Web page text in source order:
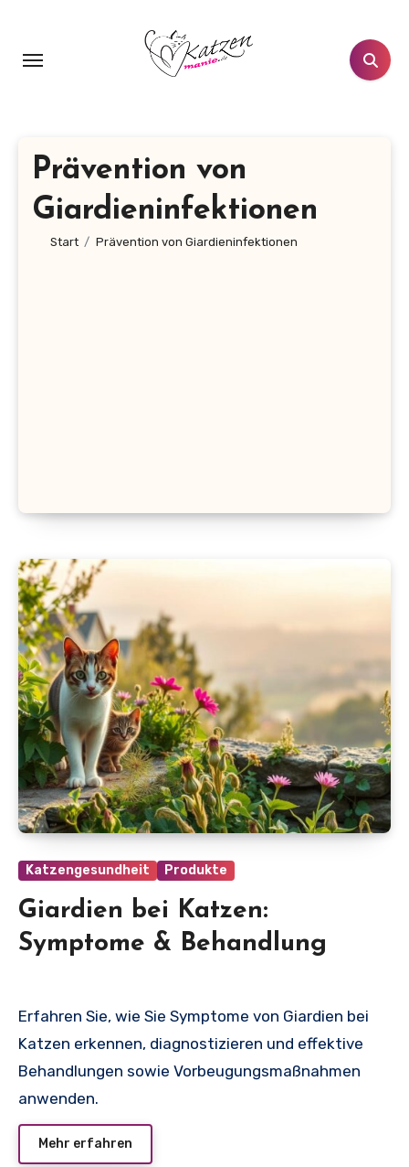
springen
Prävention von
Giardieninfektionen
Start Prävention von Giardieninfektionen
Katzengesundheit Produkte
Giardien bei Katzen:
Symptome & Behandlung
Erfahren Sie, wie Sie Symptome von Giardien bei
Katzen erkennen, diagnostizieren und effektive
Behandlungen sowie Vorbeugungsmaßnahmen
anwenden.
Mehr erfahren